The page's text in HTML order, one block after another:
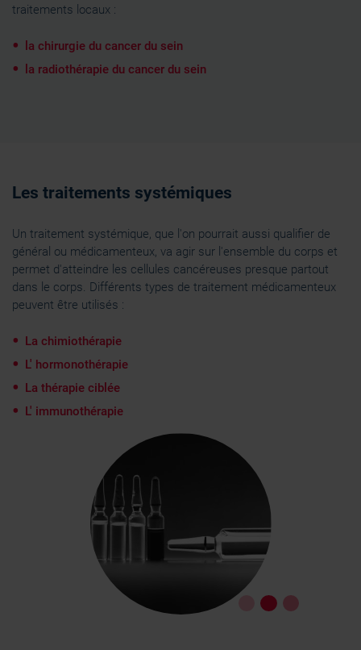
traitements locaux :
la chirurgie du cancer du sein
la radiothérapie du cancer du sein
Les traitements systémiques
Un traitement systémique, que l'on pourrait aussi qualifier de
général ou médicamenteux, va agir sur l'ensemble du corps et
permet d'atteindre les cellules cancéreuses presque partout
dans le corps. Différents types de traitement médicamenteux
peuvent être utilisés :
La chimiothérapie
L' hormonothérapie
La thérapie ciblée
L' immunothérapie